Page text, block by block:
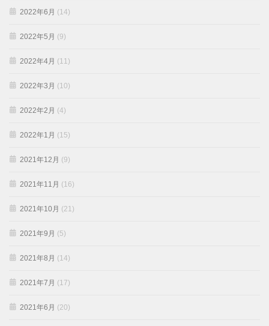
2022年6月 (14)
2022年5月 (9)
2022年4月 (11)
2022年3月 (10)
2022年2月 (4)
2022年1月 (15)
2021年12月 (9)
2021年11月 (16)
2021年10月 (21)
2021年9月 (5)
2021年8月 (14)
2021年7月 (17)
2021年6月 (20)